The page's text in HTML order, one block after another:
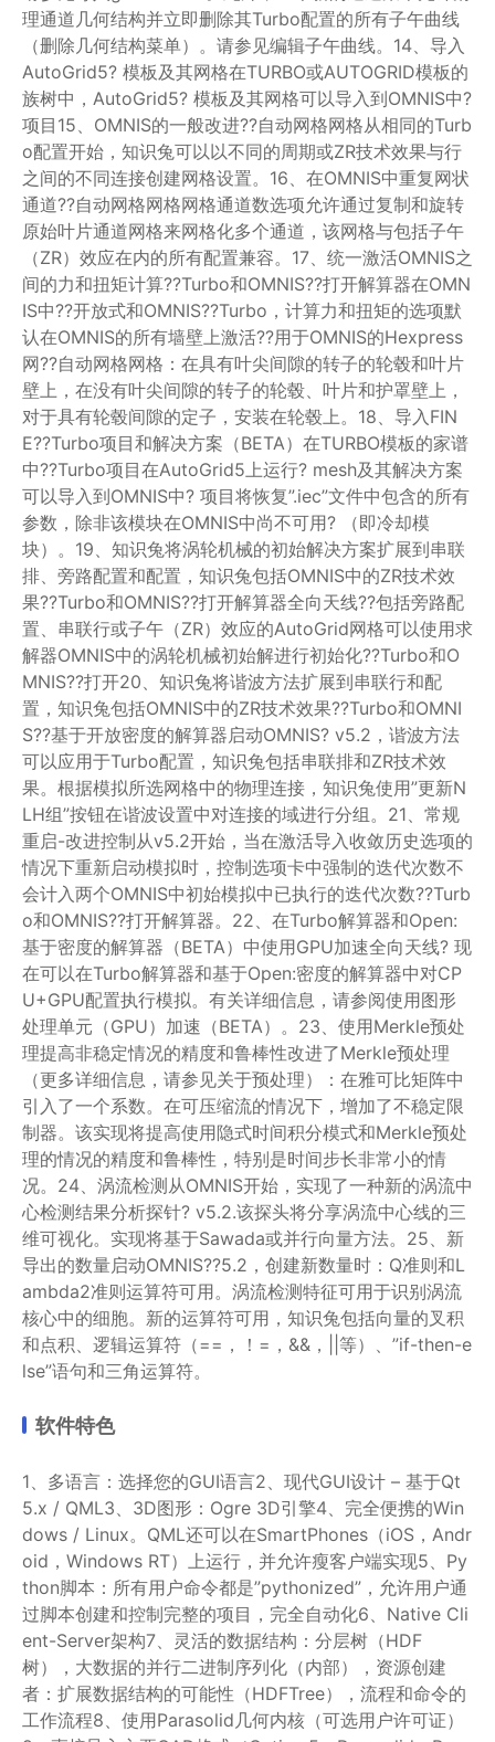
理通道几何结构并立即删除其Turbo配置的所有子午曲线
（删除几何结构菜单）。请参见编辑子午曲线。14、导入
AutoGrid5? 模板及其网格在TURBO或AUTOGRID模板的
族树中，AutoGrid5? 模板及其网格可以导入到OMNIS中?
项目15、OMNIS的一般改进??自动网格网格从相同的Turb
o配置开始，知识兔可以以不同的周期或ZR技术效果与行
之间的不同连接创建网格设置。16、在OMNIS中重复网状
通道??自动网格网格网格通道数选项允许通过复制和旋转
原始叶片通道网格来网格化多个通道，该网格与包括子午
（ZR）效应在内的所有配置兼容。17、统一激活OMNIS之
间的力和扭矩计算??Turbo和OMNIS??打开解算器在OMN
IS中??开放式和OMNIS??Turbo，计算力和扭矩的选项默
认在OMNIS的所有墙壁上激活??用于OMNIS的Hexpress
网??自动网格网格：在具有叶尖间隙的转子的轮毂和叶片
壁上，在没有叶尖间隙的转子的轮毂、叶片和护罩壁上，
对于具有轮毂间隙的定子，安装在轮毂上。18、导入FIN
E??Turbo项目和解决方案（BETA）在TURBO模板的家谱
中??Turbo项目在AutoGrid5上运行? mesh及其解决方案
可以导入到OMNIS中? 项目将恢复”.iec”文件中包含的所有
参数，除非该模块在OMNIS中尚不可用? （即冷却模
块）。19、知识兔将涡轮机械的初始解决方案扩展到串联
排、旁路配置和配置，知识兔包括OMNIS中的ZR技术效
果??Turbo和OMNIS??打开解算器全向天线??包括旁路配
置、串联行或子午（ZR）效应的AutoGrid网格可以使用求
解器OMNIS中的涡轮机械初始解进行初始化??Turbo和O
MNIS??打开20、知识兔将谐波方法扩展到串联行和配
置，知识兔包括OMNIS中的ZR技术效果??Turbo和OMNI
S??基于开放密度的解算器启动OMNIS? v5.2，谐波方法
可以应用于Turbo配置，知识兔包括串联排和ZR技术效
果。根据模拟所选网格中的物理连接，知识兔使用”更新N
LH组”按钮在谐波设置中对连接的域进行分组。21、常规
重启-改进控制从v5.2开始，当在激活导入收敛历史选项的
情况下重新启动模拟时，控制选项卡中强制的迭代次数不
会计入两个OMNIS中初始模拟中已执行的迭代次数??Turb
o和OMNIS??打开解算器。22、在Turbo解算器和Open:
基于密度的解算器（BETA）中使用GPU加速全向天线? 现
在可以在Turbo解算器和基于Open:密度的解算器中对CP
U+GPU配置执行模拟。有关详细信息，请参阅使用图形
处理单元（GPU）加速（BETA）。23、使用Merkle预处
理提高非稳定情况的精度和鲁棒性改进了Merkle预处理
（更多详细信息，请参见关于预处理）：在雅可比矩阵中
引入了一个系数。在可压缩流的情况下，增加了不稳定限
制器。该实现将提高使用隐式时间积分模式和Merkle预处
理的情况的精度和鲁棒性，特别是时间步长非常小的情
况。24、涡流检测从OMNIS开始，实现了一种新的涡流中
心检测结果分析探针? v5.2.该探头将分享涡流中心线的三
维可视化。实现将基于Sawada或并行向量方法。25、新
导出的数量启动OMNIS??5.2，创建新数量时：Q准则和L
ambda2准则运算符可用。涡流检测特征可用于识别涡流
核心中的细胞。新的运算符可用，知识兔包括向量的叉积
和点积、逻辑运算符（==，！=，&&，||等）、”if-then-e
lse”语句和三角运算符。
软件特色
1、多语言：选择您的GUI语言2、现代GUI设计 – 基于Qt
5.x / QML3、3D图形：Ogre 3D引擎4、完全便携的Win
dows / Linux。QML还可以在SmartPhones（iOS，Andr
oid，Windows RT）上运行，并允许瘦客户端实现5、Py
thon脚本：所有用户命令都是”pythonized”，允许用户通
过脚本创建和控制完整的项目，完全自动化6、Native Cli
ent-Server架构7、灵活的数据结构：分层树（HDF
树），大数据的并行二进制序列化（内部），资源创建
者：扩展数据结构的可能性（HDFTree），流程和命令的
工作流程8、使用Parasolid几何内核（可选用户许可证）